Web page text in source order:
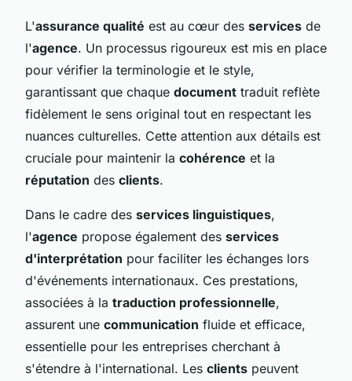
L'assurance qualité est au cœur des services de
l'agence. Un processus rigoureux est mis en place
pour vérifier la terminologie et le style,
garantissant que chaque document traduit reflète
fidèlement le sens original tout en respectant les
nuances culturelles. Cette attention aux détails est
cruciale pour maintenir la cohérence et la
réputation des clients.
Dans le cadre des services linguistiques,
l'agence propose également des services
d'interprétation pour faciliter les échanges lors
d'événements internationaux. Ces prestations,
associées à la traduction professionnelle,
assurent une communication fluide et efficace,
essentielle pour les entreprises cherchant à
s'étendre à l'international. Les clients peuvent